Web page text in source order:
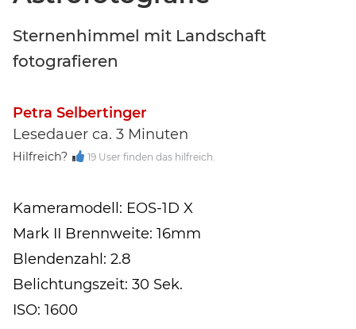
Sternenhimmel mit Landschaft
fotografieren
Petra Selbertinger
Lesedauer ca. 3 Minuten
Hilfreich? 19 User finden das hilfreich.
Kameramodell: EOS-1D X
Mark II Brennweite: 16mm
Blendenzahl: 2.8
Belichtungszeit: 30 Sek.
ISO: 1600